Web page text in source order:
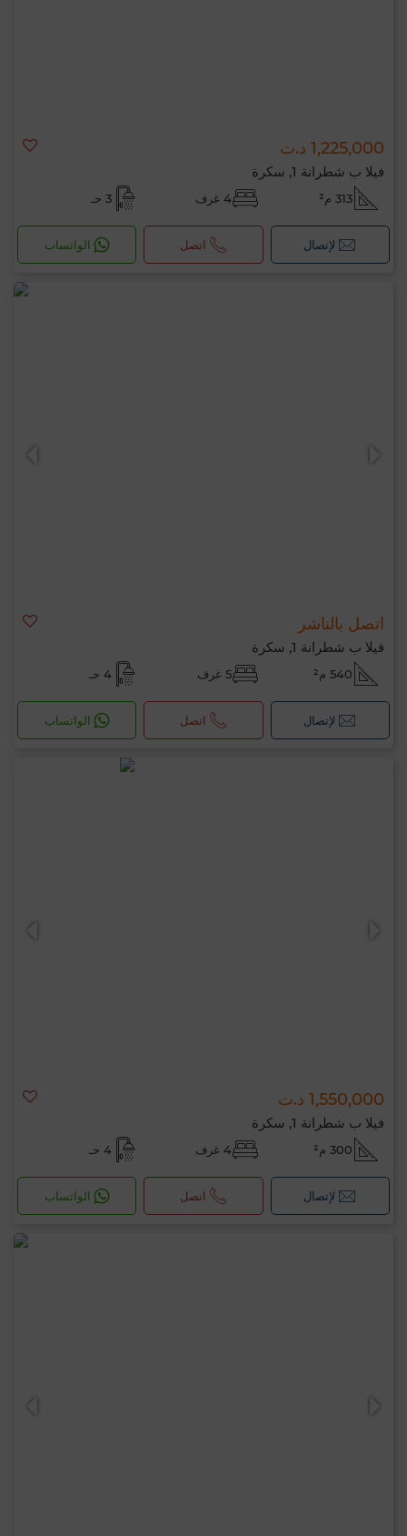
1,225,000 د.ت
فيلا ب شطرانة 1, سكرة
313 م² 4 غرف 3 حـ
لإتصال اتصل الواتساب
اتصل بالناشر
فيلا ب شطرانة 1, سكرة
540 م² 5 غرف 4 حـ
لإتصال اتصل الواتساب
1,550,000 د.ت
فيلا ب شطرانة 1, سكرة
300 م² 4 غرف 4 حـ
لإتصال اتصل الواتساب